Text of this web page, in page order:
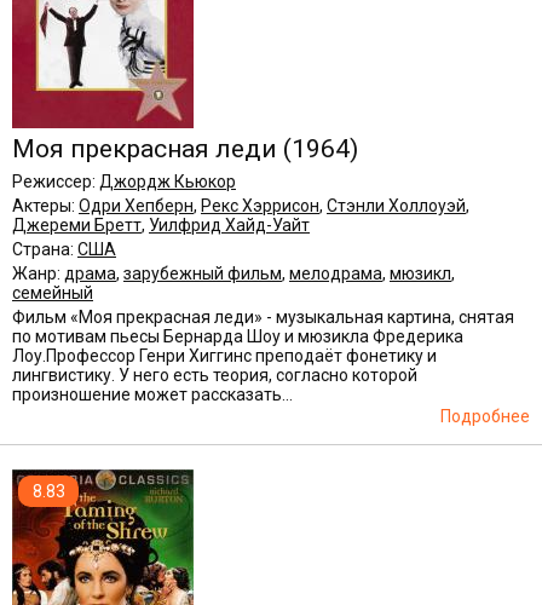
Моя прекрасная леди (1964)
Режиссер: Джордж Кьюкор
Актеры: Одри Хепберн, Рекс Хэррисон, Стэнли Холлоуэй,
Джереми Бретт, Уилфрид Хайд-Уайт
Страна: США
Жанр: драма, зарубежный фильм, мелодрама, мюзикл,
семейный
Фильм «Моя прекрасная леди» - музыкальная картина, снятая
по мотивам пьесы Бернарда Шоу и мюзикла Фредерика
Лоу.Профессор Генри Хиггинс преподаёт фонетику и
лингвистику. У него есть теория, согласно которой
произношение может рассказать...
Подробнее
8.83